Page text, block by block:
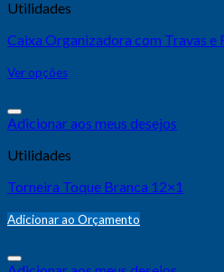
Utilidades
Caixa Organizadora com Travas e
Ver opções
Adicionar aos meus desejos
Utilidades
Torneira Toque Branca 12×1
Adicionar ao Orçamento